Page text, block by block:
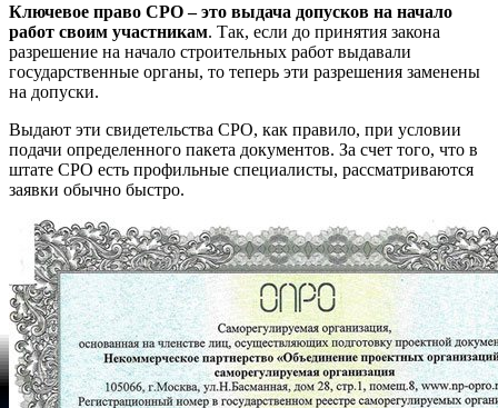
Ключевое право СРО – это выдача допусков на начало
работ своим участникам. Так, если до принятия закона
разрешение на начало строительных работ выдавали
государственные органы, то теперь эти разрешения заменены
на допуски.
Выдают эти свидетельства СРО, как правило, при условии
подачи определенного пакета документов. За счет того, что в
штате СРО есть профильные специалисты, рассматриваются
заявки обычно быстро.